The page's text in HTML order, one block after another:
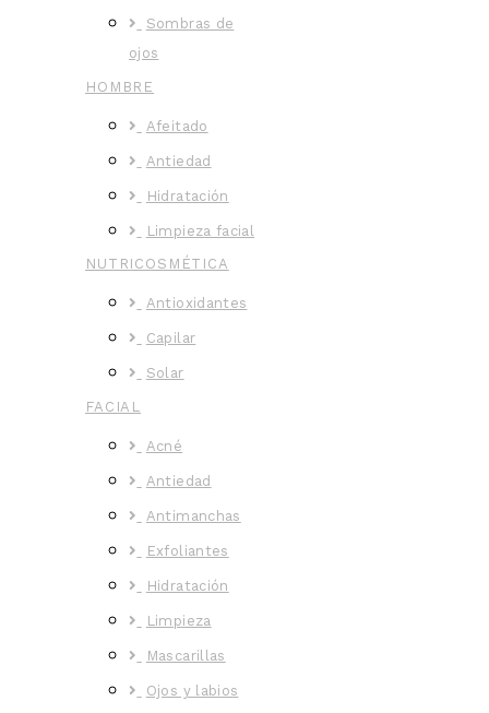
Sombras de
ojos
HOMBRE
Afeitado
Antiedad
Hidratación
Limpieza facial
NUTRICOSMÉTICA
Antioxidantes
Capilar
Solar
FACIAL
Acné
Antiedad
Antimanchas
Exfoliantes
Hidratación
Limpieza
Mascarillas
Ojos y labios